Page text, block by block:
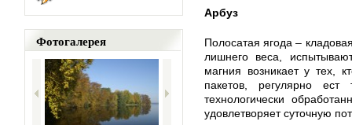
Фотогалерея
Арбуз
Полосатая ягода –
лишнего веса,
магния возникает у тех,
пакетов, регулярно
технологически
удовлетворяет суточную